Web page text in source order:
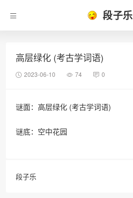
段子乐
高层绿化 (考古学词语)
2023-06-10 74 0
谜面：高层绿化 (考古学词语)
谜底：空中花园
段子乐